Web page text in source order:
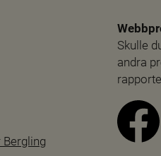
Bergling
Skulle
andra